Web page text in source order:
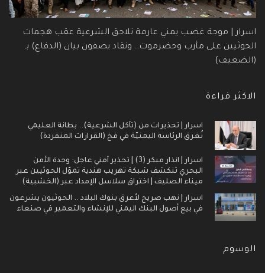
اسرار | موجة غضب يمني عارمة تلاحق الشرعية عقب هجمات
الحوثيين على مأرب وحضرموت.. ونقاد يصفون بيان (الدفاع) بـ
(الضعيف)
الاكثر قراءة
اسرار | تحذيرات من (تآكل الشرعية).. بطانة العليمي
تُغرق الرئاسة اليمنيّة في فخ (القرارات المنفردة)
اسرار | انذار مبكر (3) | تحذير أمني عاجل: وحدة الأمن
البحري تنكشف شبكة تهريب هندية تموّل الحوثيين عبر
ميناء الصليف | اختراق سلاسل الإمداد عبر (الخشبية)
اسرار | نهب صريح لأعرق بنوك البلاد .. الحوثيون يشرعون
في بيع أصول البنك اليمني للإنشاء والتعمير في صنعاء
الوسوم